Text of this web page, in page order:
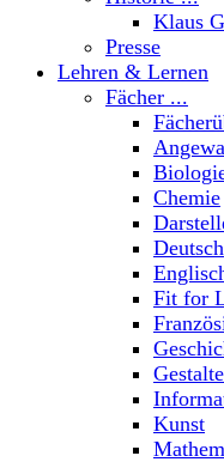
Klaus
Presse
Lehren & Lernen
Fächer ...
Chemie
Deutsch
Fit for
Kunst